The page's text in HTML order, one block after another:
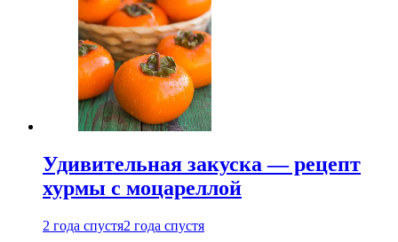
Удивительная закуска — рецепт
хурмы с моцареллой
2 года спустя2 года спустя